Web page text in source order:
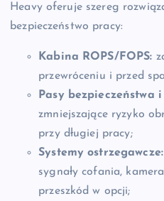
Heavy oferuje szereg
bezpieczeństwo pracy:
Kabina ROPS/FOPS:
przewróceniu i przed
Pasy bezpieczeństwa
zmniejszające ryzyko
przy długiej pracy;
Systemy ostrzegawcze:
sygnały cofania,
przeszkód w opcji;